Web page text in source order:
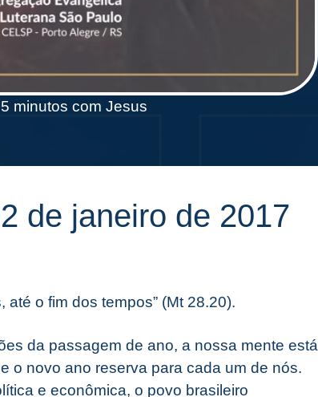
5 minutos com Jesus
de janeiro de 2017
o fim dos tempos” (Mt 28.20).
da passagem de ano, a nossa mente está
o novo ano reserva para cada um de nós.
e econômica, o povo brasileiro